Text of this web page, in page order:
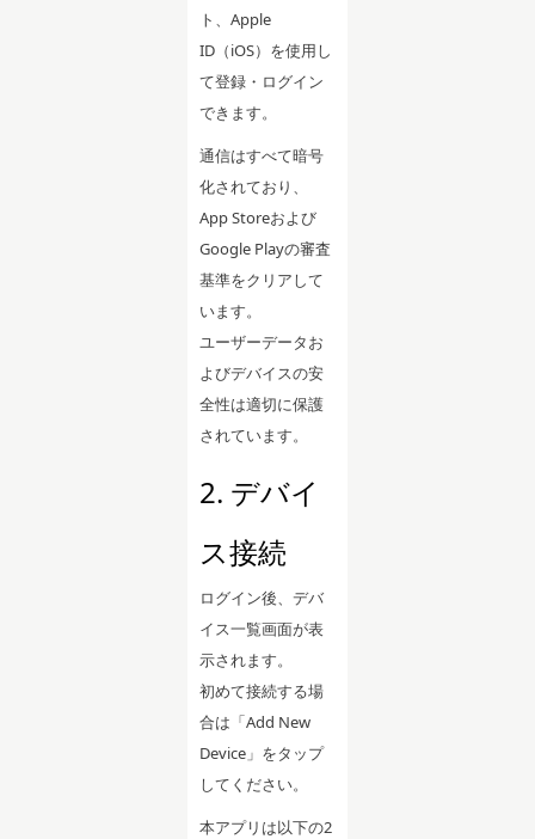
ト、Apple
ID（iOS）を使用し
て登録・ログイン
できます。
通信はすべて暗号
化されており、
App Storeおよび
Google Playの審査
基準をクリアして
います。
ユーザーデータお
よびデバイスの安
全性は適切に保護
されています。
2. デバイ
ス接続
ログイン後、デバ
イス一覧画面が表
示されます。
初めて接続する場
合は「Add New
Device」をタップ
してください。
本アプリは以下の2